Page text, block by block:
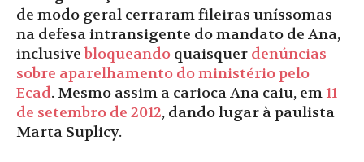
de modo geral cerraram fileiras uníssomas
na defesa intransigente do mandato de Ana,
inclusivebloqueando quaisquer denúncias
sobre aparelhamento do ministério pelo
Ecad. Mesmo assim a carioca Ana caiu, em11
de setembro de 2012, dando lugar à paulista
Marta Suplicy.